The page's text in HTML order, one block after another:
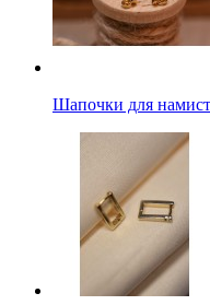
Шапочки для